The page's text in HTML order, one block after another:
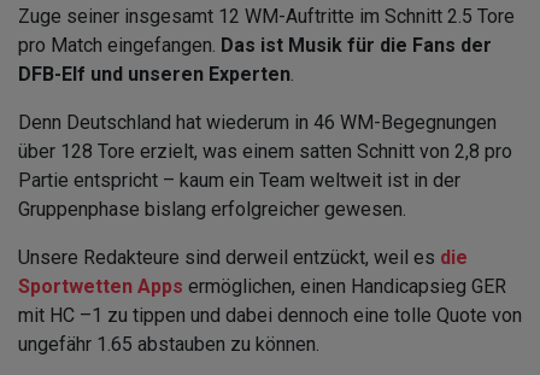
Zuge seiner insgesamt 12 WM-Auftritte im Schnitt 2.5 Tore
pro Match eingefangen. Das ist Musik für die Fans der
DFB-Elf und unseren Experten
Denn Deutschland hat wiederum in 46 WM-Begegnungen
über 128 Tore erzielt, was einem satten Schnitt von 2,8 pro
Partie entspricht – kaum ein Team weltweit ist in der
Gruppenphase bislang erfolgreicher gewesen.
Unsere Redakteure sind derweil entzückt, weil es die
Sportwetten Apps ermöglichen, einen Handicapsieg GER
mit HC –1 zu tippen und dabei dennoch eine tolle Quote von
ungefähr 1.65 abstauben zu können.